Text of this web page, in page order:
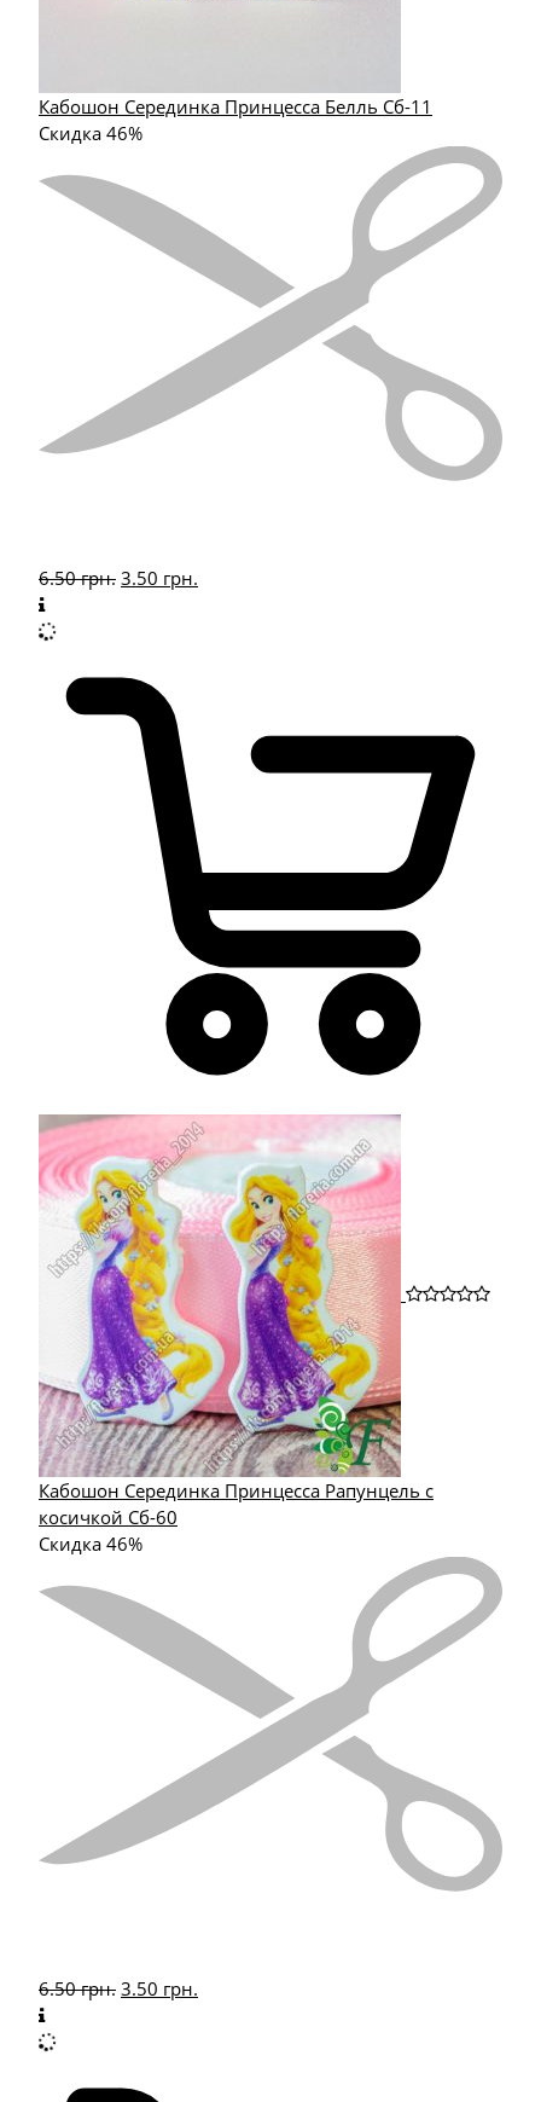
Кабошон Серединка Принцесса Белль Сб-11
Скидка 46%
6.50грн. 3.50 грн.
Кабошон Серединка Принцесса Рапунцель с
косичкой Сб-60
Скидка 46%
6.50грн. 3.50 грн.